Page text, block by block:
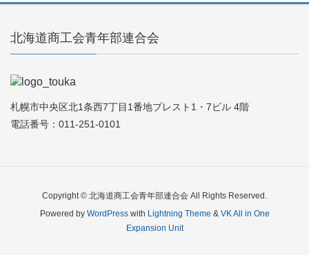
北海道商工会青年部連合会
札幌市中央区北1条西7丁目1番地プレスト1・7ビル 4階
電話番号：011-251-0101
Copyright © 北海道商工会青年部連合会 All Rights Reserved.
Powered by WordPresswith Lightning Theme & VK All in One
Expansion Unit